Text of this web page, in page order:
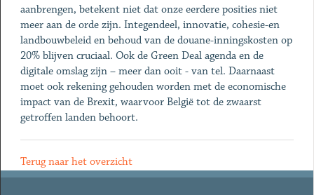
aanbrengen, betekent niet dat onze eerdere posities niet
meer aan de orde zijn. Integendeel, innovatie, cohesie-en
landbouwbeleid en behoud van de douane-inningskosten op
20% blijven cruciaal. Ook de Green Deal agenda en de
digitale omslag zijn – meer dan ooit - van tel. Daarnaast
moet ook rekening gehouden worden met de economische
impact van de Brexit, waarvoor België tot de zwaarst
getroffen landen behoort.
Terug naar het overzicht